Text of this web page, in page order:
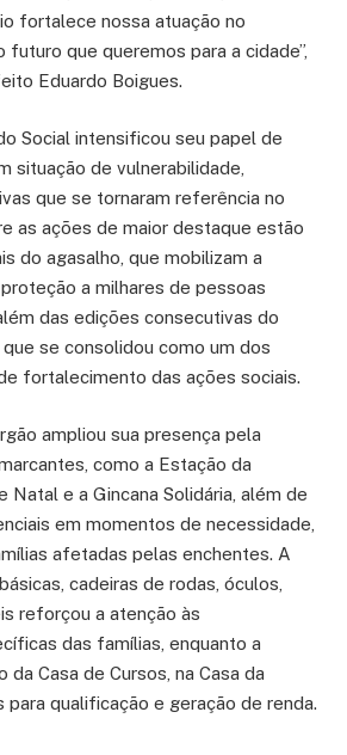
fortalece nossa atuação no
futuro que queremos para a cidade”,
Eduardo Boigues.
Social intensificou seu papel de
situação de vulnerabilidade,
que se tornaram referência no
as ações de maior destaque estão
do agasalho, que mobilizam a
a milhares de pessoas
das edições consecutivas do
se consolidou como um dos
fortalecimento das ações sociais.
ampliou sua presença pela
como a Estação da
Natal e a Gincana Solidária, além de
em momentos de necessidade,
afetadas pelas enchentes. A
cadeiras de rodas, óculos,
reforçou a atenção às
das famílias, enquanto a
da Casa de Cursos, na Casa da
para qualificação e geração de renda.